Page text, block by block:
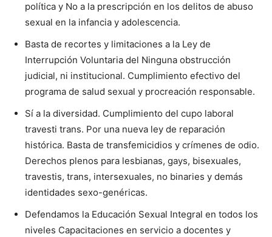
política y No a la prescripción en los delitos de abuso
sexual en la infancia y adolescencia.
Basta de recortes y limitaciones a la Ley de
Interrupción Voluntaria del Ninguna obstrucción
judicial, ni institucional. Cumplimiento efectivo del
programa de salud sexual y procreación responsable.
Sí a la diversidad. Cumplimiento del cupo laboral
travesti trans. Por una nueva ley de reparación
histórica. Basta de transfemicidios y crímenes de odio.
Derechos plenos para lesbianas, gays, bisexuales,
travestis, trans, intersexuales, no binaries y demás
identidades sexo-genéricas.
Defendamos la Educación Sexual Integral en todos los
niveles Capacitaciones en servicio a docentes y